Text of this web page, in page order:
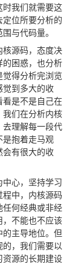
时我们就需要这
位所要分析的
与代码量。
核源码，态度决
的困惑，也分析
得分析完浏览
觉到多大的收
看是不是自己在
我们在分析内核
去理解每一段代
是抱着走马观
会有很大的收
心，坚持学习
程中，内核源码
任何经典或非经
，不能也不应该
主导地位。但
，我们需要以
资源的长期建设